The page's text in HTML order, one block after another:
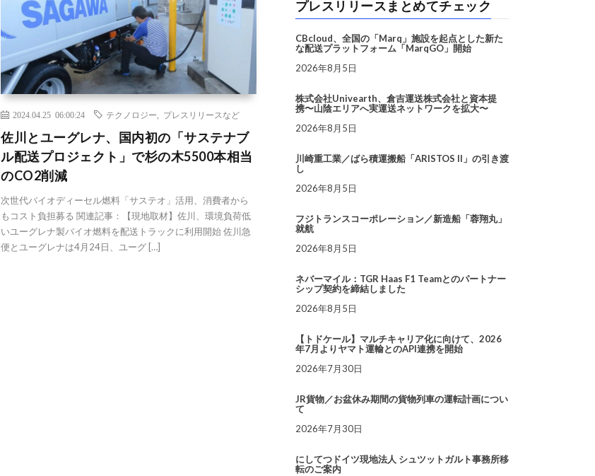
2024.04.25 06:00:24 テクノロジー プレスリリースなど
佐川とユーグレナ、国内初の「サステナブ
ル配送プロジェクト」で杉の木5500本相当
のCO2削減
次世代バイオディーセル燃料「サステオ」活用、消費者から
もコスト負担募る 関連記事：【現地取材】佐川、環境負荷低
いユーグレナ製バイオ燃料を配送トラックに利用開始 佐川急
便とユーグレナは4月24日、ユーグ […]
プレスリリースまとめてチェック
CBcloud、全国の「Marq」施設を起点とした新た
な配送プラットフォーム「MarqGO」開始
2026年8月5日
株式会社Univearth、倉吉運送株式会社と資本提
携〜山陰エリアへ実運送ネットワークを拡大〜
2026年8月5日
川崎重工業／ばら積運搬船「ARISTOS II」の引き渡
し
2026年8月5日
フジトランスコーポレーション／新造船「蓉翔丸」
就航
2026年8月5日
ネバーマイル：TGR Haas F1 Teamとのパートナー
シップ契約を締結しました
2026年8月5日
【トドケール】マルチキャリア化に向けて、2026
年7月よりヤマト運輸とのAPI連携を開始
2026年7月30日
JR貨物／お盆休み期間の貨物列車の運転計画につい
て
2026年7月30日
にしてつドイツ現地法人 シュツットガルト事務所移
転のご案内